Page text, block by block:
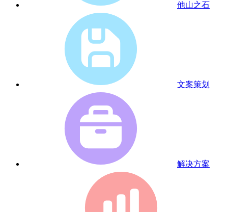
他山之石
文案策划
解决方案